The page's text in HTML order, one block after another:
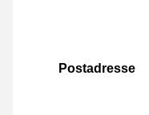
Postadresse